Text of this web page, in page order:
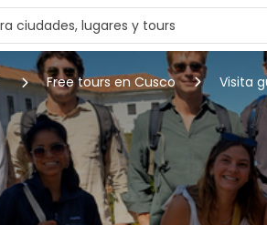
Free tours en Cusco Visita